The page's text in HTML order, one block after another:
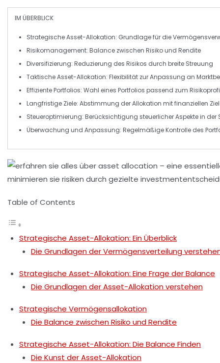
IM ÜBERBLICK
Strategische Asset-Allokation: Grundlage für die
Risikomanagement: Balance zwischen Risiko und Rendite
Diversifizierung: Reduzierung des Risikos durch breite Streuung
Taktische Asset-Allokation: Flexibilität zur Anpassung an
Effiziente Portfolios: Wahl eines Portfolios passend zum
Langfristige Ziele: Abstimmung der Allokation mit finanziellen
Steueroptimierung: Berücksichtigung steuerlicher Aspekte in der
Überwachung und Anpassung: Regelmäßige Kontrolle des
Table of Contents
Strategische Asset-Allokation: Ein Überblick
Die Grundlagen der Vermögensverteilung
Strategische Asset-Allokation: Eine Frage der Balance
Die Grundlagen der Asset-Allokation verstehen
Strategische Vermögensallokation
Die Balance zwischen Risiko und Rendite
Strategische Asset-Allokation: Die Balance Finden
Die Kunst der Asset-Allokation